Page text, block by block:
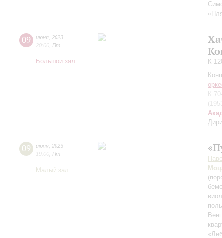
09 июня 2023
20:00 Пт
Большой зал
К
К
09 июня 2023
19:00 Пт
Малый зал